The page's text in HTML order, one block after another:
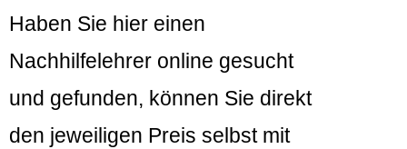
Haben Sie hier einen
Nachhilfelehrer online gesucht
und gefunden, können Sie direkt
den jeweiligen Preis selbst mit